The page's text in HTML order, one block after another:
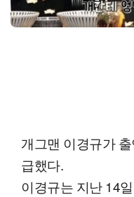
개그맨 이경규가
급했다.
이경규는 지난 14